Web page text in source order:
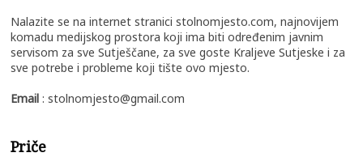
Nalazite se na internet stranici stolnomjesto.com, najnovijem
komadu medijskog prostora koji ima biti određenim javnim
servisom za sve Sutješčane, za sve goste Kraljeve Sutjeske i za
sve potrebe i probleme koji tište ovo mjesto.
Email: stolnomjesto@gmail.com
Priče